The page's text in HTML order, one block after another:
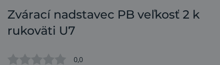
Zvárací nadstavec PB veľkosť 2 k
rukoväti U7
0,0